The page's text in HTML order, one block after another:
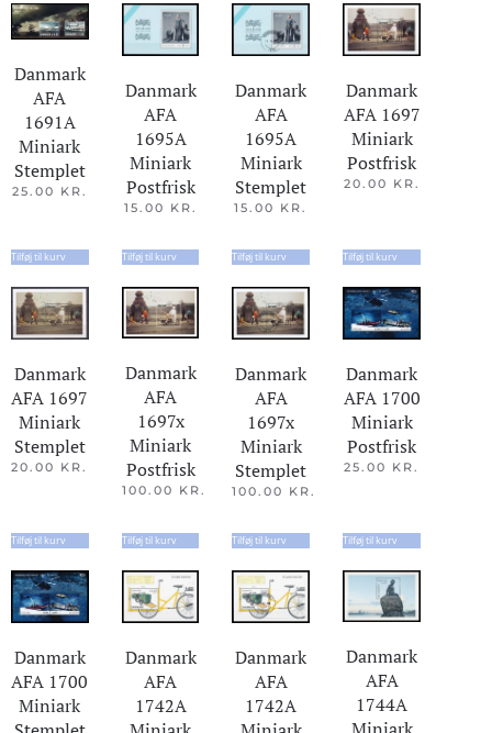
Danmark
AFA
1691A
Miniark
Stemplet
25.00 KR.
Tilføj til kurv
Danmark
AFA
1695A
Miniark
Postfrisk
15.00 KR.
Tilføj til kurv
Danmark
AFA
1695A
Miniark
Stemplet
15.00 KR.
Tilføj til kurv
Danmark
AFA 1697
Miniark
Postfrisk
20.00 KR.
Tilføj til kurv
Danmark
AFA 1697
Miniark
Stemplet
20.00 KR.
Tilføj til kurv
Danmark
AFA
1697x
Miniark
Postfrisk
100.00 KR.
Tilføj til kurv
Danmark
AFA
1697x
Miniark
Stemplet
100.00 KR.
Tilføj til kurv
Danmark
AFA 1700
Miniark
Postfrisk
25.00 KR.
Tilføj til kurv
Danmark
AFA 1700
Miniark
Danmark
AFA
1742A
Danmark
AFA
1742A
Danmark
AFA
1744A